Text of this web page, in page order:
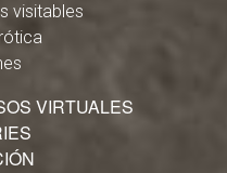
visitables
VIRTUALES